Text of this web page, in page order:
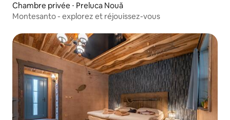
Chambre privée ⋅ Preluca Nouă
Montesanto - explorez et réjouissez-vous